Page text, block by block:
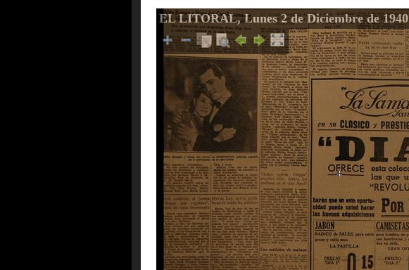
EL LITORAL, Lunes 2 de Diciembre de 1940